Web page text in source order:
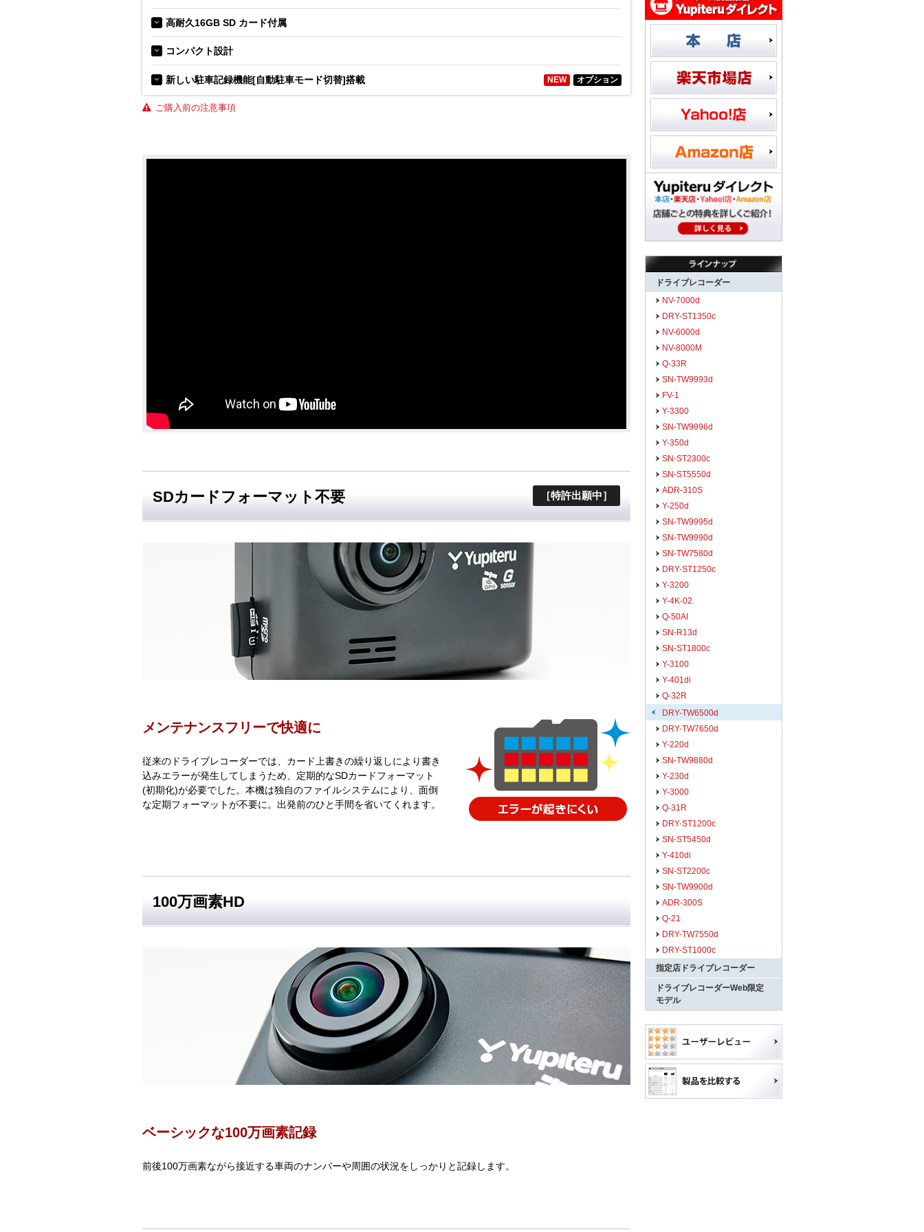
高耐久16GB SD カード付属
コンパクト設計
新しい駐車記録機能[自動駐車モード切替]搭載 NEW オプション
ご購入前の注意事項
SDカードフォーマット不要 ［特許出願中］
メンテナンスフリーで快適に
従来のドライブレコーダーでは、カード上書きの繰り返しにより書き
込みエラーが発生してしまうため、定期的なSDカードフォーマット
(初期化)が必要でした。本機は独自のファイルシステムにより、面倒
な定期フォーマットが不要に。出発前のひと手間を省いてくれます。
100万画素HD
ベーシックな100万画素記録
前後100万画素ながら接近する車両のナンバーや周囲の状況をしっかりと記録します。
ドライブレコーダー
NV-7000d
DRY-ST1350c
NV-6000d
NV-8000M
Q-33R
SN-TW9993d
FV-1
Y-3300
SN-TW9996d
Y-350d
SN-ST2300c
SN-ST5550d
ADR-310S
Y-250d
SN-TW9995d
SN-TW9990d
SN-TW7580d
DRY-ST1250c
Y-3200
Y-4K-02
Q-50AI
SN-R13d
SN-ST1800c
Y-3100
Y-401di
Q-32R
DRY-TW6500d
DRY-TW7650d
Y-220d
SN-TW9880d
Y-230d
Y-3000
Q-31R
DRY-ST1200c
SN-ST5450d
Y-410di
SN-ST2200c
SN-TW9900d
ADR-300S
Q-21
DRY-TW7550d
DRY-ST1000c
指定店ドライブレコーダー
ドライブレコーダーWeb限定
モデル